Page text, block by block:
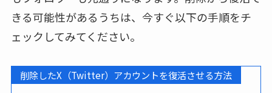
きる可能性があるうちは、今すぐ以下の手順をチ
ェックしてみてください。
削除したX（Twitter）アカウントを復活させる方法